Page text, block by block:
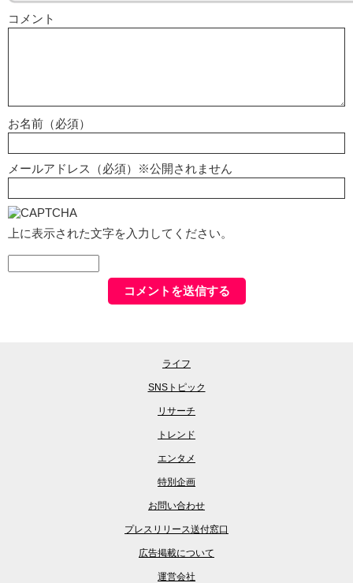
コメント
お名前（必須）
メールアドレス（必須）※公開されません
上に表示された文字を入力してください。
ライフ
SNSトピック
リサーチ
トレンド
エンタメ
特別企画
お問い合わせ
プレスリリース送付窓口
広告掲載について
運営会社